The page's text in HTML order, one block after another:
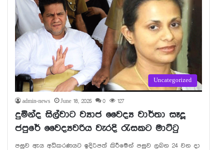
Uncategorized
admin-news June 18, 2025 0 127
දුමින්ද සිල්වාට ව්‍යාජ වෛද්‍ය වාර්තා සෑදූ
ජපුරේ වෛද්‍යවරිය වැරදි රැසකට මාට්ටු
පසුව ඇය අධිකරණයට ඉදිරිපත් කිරීමෙන් පසුව ලබන 24 වන දා